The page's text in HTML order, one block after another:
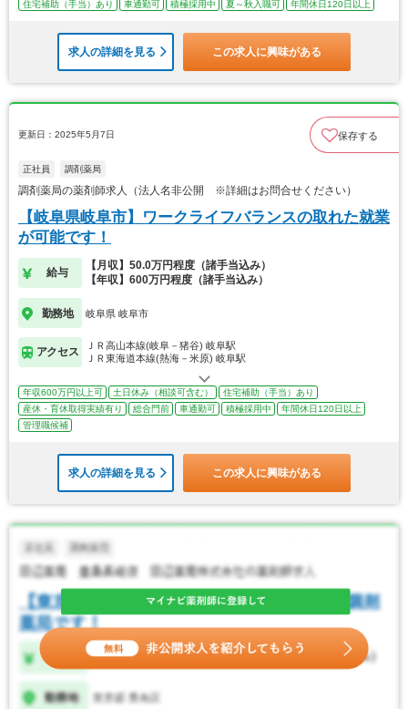
住宅補助（手当）あり 車通勤可 積極採用中 夏～秋入職可 年間休日120日以上
求人の詳細を見る この求人に興味がある
更新日：2025年5月7日 保存する
正社員 調剤薬局
調剤薬局の薬剤師求人（法人名非公開 ※詳細はお問合せください）
【岐阜県岐阜市】ワークライフバランスの取れた就業
が可能です！
給与
【月収】50.0万円程度（諸手当込み）
【年収】600万円程度（諸手当込み）
勤務地 岐阜県 岐阜市
アクセス
ＪＲ高山本線(岐阜－猪谷) 岐阜駅
ＪＲ東海道本線(熱海－米原) 岐阜駅
年収600万円以上可 土日休み（相談可含む）
住宅補助（手当）あり
産休・育休取得実績有り
総合門前 車通勤可 積極採用中
年間休日120日以上
管理職候補
求人の詳細を見る この求人に興味がある